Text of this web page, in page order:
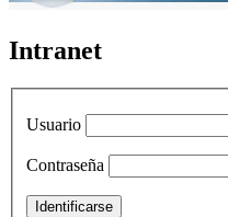
Intranet
Usuario
Contraseña